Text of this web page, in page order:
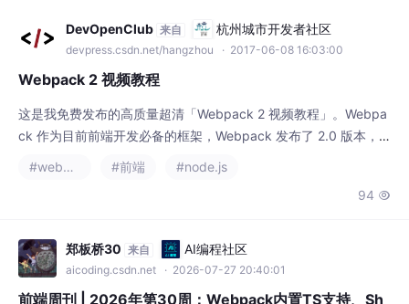
意加的随机扰动项，这是为了防止滤波器过度
自信——现实中的路面可不会按剧本走。这个
来的血泪经验——别问我是怎么知道的
DevOpenClub 来自 杭州城市开发者社区
devpress.csdn.net/hangzhou · 2017-06-08 16:03:00
Webpack 2 视频教程
这是我免费发布的高质量超清「Webpack 2 视频教程」。Webpa
ck 作为目前前端开发必备的框架，Webpack 发布了 2.0 版本，
Webpack 2.0 最好的学习视频了，希望可以对新手或者复习相关
知识的朋友有用。Webpack 是当下最热门的前端资源模块化管理
#前端
#node.js
94 
郑板桥30 来自 AI编程社区
aicoding.csdn.net · 2026-07-27 20:40:01
前端周刊 | 2026年第30周：Webpack内置TS支持、Sh